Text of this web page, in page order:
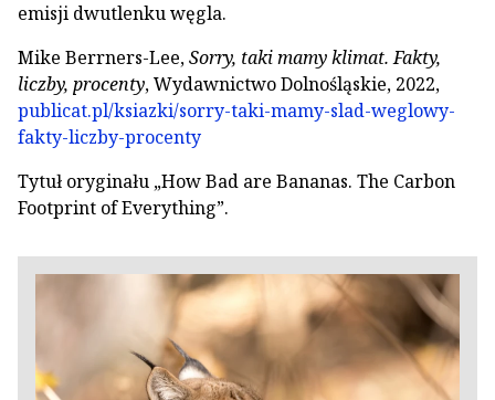
emisji dwutlenku węgla.
Mike Berrners-Lee,Sorry, taki mamy klimat. Fakty,
liczby, procenty, Wydawnictwo Dolnośląskie, 2022,
publicat.pl/ksiazki/sorry-taki-mamy-slad-weglowy-
fakty-liczby-procenty
Tytuł oryginału „How Bad are Bananas. The Carbon
Footprint of Everything”.